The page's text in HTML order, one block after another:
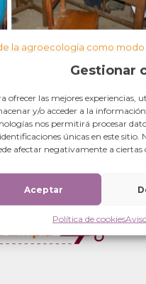
Gestionar
ofrecer las mejores experiencias,
y/o acceder a la
nos permitirá procesar
únicas en este
afectar negativamente a ciertas
Aceptar
Política de cookies
la agroecología como modo
y el Cono Sur de